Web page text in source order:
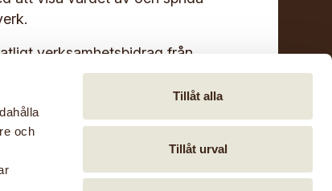
och
Tillåt alla
Tillåt urval
verksamhetsbidrag från